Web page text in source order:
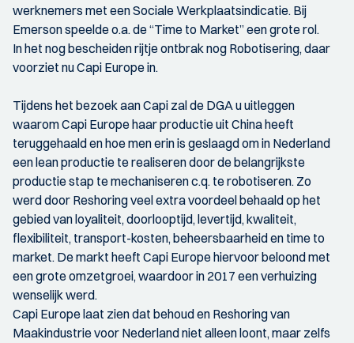
werknemers met een Sociale Werkplaatsindicatie. Bij
Emerson speelde o.a. de “Time to Market” een grote rol.
In het nog bescheiden rijtje ontbrak nog Robotisering, daar
voorziet nu Capi Europe in.
Tijdens het bezoek aan Capi zal de DGA u uitleggen
waarom Capi Europe haar productie uit China heeft
teruggehaald en hoe men erin is geslaagd om in Nederland
een lean productie te realiseren door de belangrijkste
productie stap te mechaniseren c.q. te robotiseren. Zo
werd door Reshoring veel extra voordeel behaald op het
gebied van loyaliteit, doorlooptijd, levertijd, kwaliteit,
flexibiliteit, transport-kosten, beheersbaarheid en time to
market. De markt heeft Capi Europe hiervoor beloond met
een grote omzetgroei, waardoor in 2017 een verhuizing
wenselijk werd.
Capi Europe laat zien dat behoud en Reshoring van
Maakindustrie voor Nederland niet alleen loont, maar zelfs